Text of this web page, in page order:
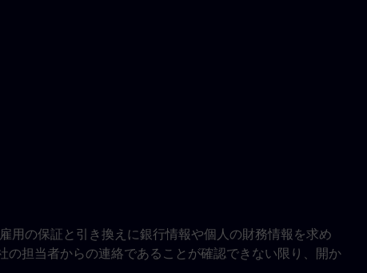
用の保証と引き換えに銀行情報や個人の財務情報を求め
担当者からの連絡であることが確認できない限り、開か